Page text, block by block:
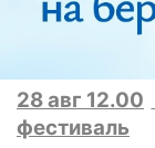
28 авг 12.00
фестиваль